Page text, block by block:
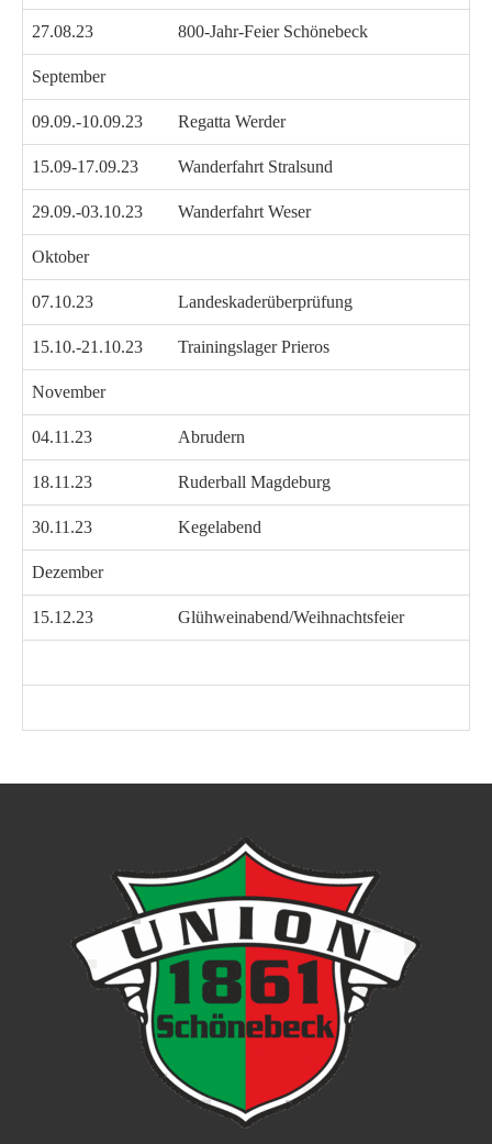
27.08.23 800-Jahr-Feier Schönebeck
September
09.09.-10.09.23 Regatta Werder
15.09-17.09.23 Wanderfahrt Stralsund
29.09.-03.10.23 Wanderfahrt Weser
Oktober
07.10.23 Landeskaderüberprüfung
15.10.-21.10.23 Trainingslager Prieros
November
04.11.23 Abrudern
18.11.23 Ruderball Magdeburg
30.11.23 Kegelabend
Dezember
15.12.23 Glühweinabend/Weihnachtsfeier